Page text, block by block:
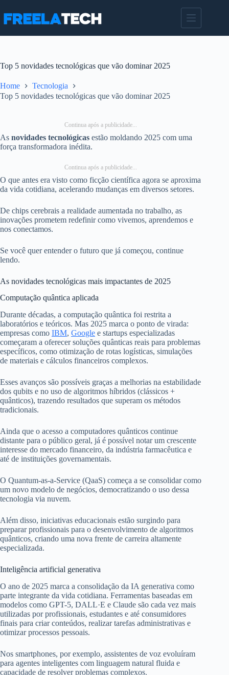
para
Top 5 novidades tecnológicas que vão dominar 2025
Home
Tecnologia
Top 5 novidades tecnológicas que vão dominar 2025
Continua após a publicidade...
As novidades tecnológicas estão moldando 2025 com uma
força transformadora inédita.
Continua após a publicidade...
O que antes era visto como ficção científica agora se aproxima
da vida cotidiana, acelerando mudanças em diversos setores.
De chips cerebrais a realidade aumentada no trabalho, as
inovações prometem redefinir como vivemos, aprendemos e
nos conectamos.
Se você quer entender o futuro que já começou, continue
lendo.
As novidades tecnológicas mais impactantes de 2025
Computação quântica aplicada
Durante décadas, a computação quântica foi restrita a
laboratórios e teóricos. Mas 2025 marca o ponto de virada:
empresas como IBM, Google e startups especializadas
começaram a oferecer soluções quânticas reais para problemas
específicos, como otimização de rotas logísticas, simulações
de materiais e cálculos financeiros complexos.
Esses avanços são possíveis graças a melhorias na estabilidade
dos qubits e no uso de algoritmos híbridos (clássicos +
quânticos), trazendo resultados que superam os métodos
tradicionais.
Ainda que o acesso a computadores quânticos continue
distante para o público geral, já é possível notar um crescente
interesse do mercado financeiro, da indústria farmacêutica e
até de instituições governamentais.
O Quantum-as-a-Service (QaaS) começa a se consolidar como
um novo modelo de negócios, democratizando o uso dessa
tecnologia via nuvem.
Além disso, iniciativas educacionais estão surgindo para
preparar profissionais para o desenvolvimento de algoritmos
quânticos, criando uma nova frente de carreira altamente
especializada.
Inteligência artificial generativa
O ano de 2025 marca a consolidação da IA generativa como
parte integrante da vida cotidiana. Ferramentas baseadas em
modelos como GPT-5, DALL·E e Claude são cada vez mais
utilizadas por profissionais, estudantes e até consumidores
finais para criar conteúdos, realizar tarefas administrativas e
otimizar processos pessoais.
Nos smartphones, por exemplo, assistentes de voz evoluíram
para agentes inteligentes com linguagem natural fluida e
capacidade de resolver problemas complexos.